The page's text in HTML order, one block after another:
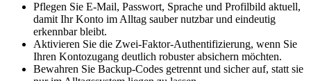
Pflegen Sie E-Mail, Passwort, Sprache und Profilbild aktuell,
damit Ihr Konto im Alltag sauber nutzbar und eindeutig
erkennbar bleibt.
Aktivieren Sie die Zwei-Faktor-Authentifizierung, wenn Sie
Ihren Kontozugang deutlich robuster absichern möchten.
Bewahren Sie Backup-Codes getrennt und sicher auf, statt sie